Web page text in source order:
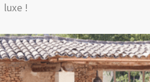
luxe !